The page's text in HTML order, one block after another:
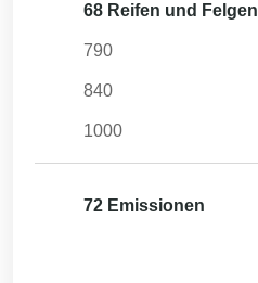
68 Reifen und Felgen
790
840
1000
72 Emissionen